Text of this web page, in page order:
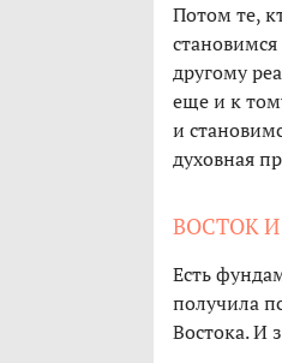
Потом те,
другому
еще и к
и
духовная
ВОСТОК
Есть
получила
Востока. И